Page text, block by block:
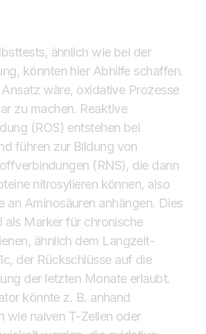
ähnlich wie bei der
könnten hier Abhilfe schaffen.
Ansatz wäre, oxidative Prozesse
zu machen. Reaktive
(ROS) entstehen bei
führen zur Bildung von
(RNS), die dann
nitrosylieren können, also
an Aminosäuren anhängen. Dies
als Marker für chronische
ähnlich dem Langzeit-
der Rückschlüsse auf die
der letzten Monate erlaubt.
könnte z. B. anhand
wie naiven T-Zellen oder